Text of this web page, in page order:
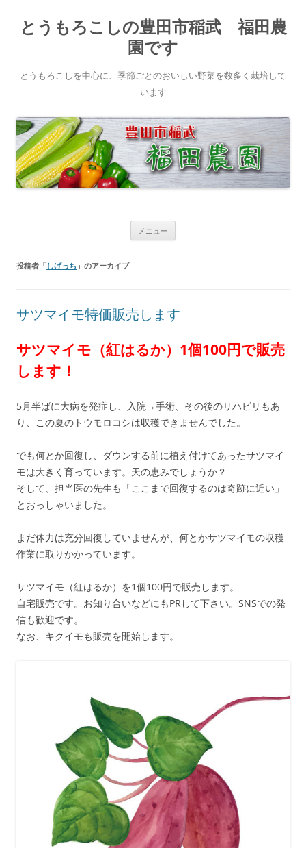
とうもろこしの豊田市稲武 福田農
園です
とうもろこしを中心に、季節ごとのおいしい野菜を数多く栽培して
います
メニュー
プ
投稿者「しげっち 」のアーカイブ
サツマイモ特価販売します
サツマイモ（紅はるか）1個100円で販売
します！
5月半ばに大病を発症し、入院→手術、その後のリハビリもあ
り、この夏のトウモロコシは収穫できませんでした。
でも何とか回復し、ダウンする前に植え付けてあったサツマイ
モは大きく育っています。天の恵みでしょうか？
そして、担当医の先生も「ここまで回復するのは奇跡に近い」
とおっしゃいました。
まだ体力は充分回復していませんが、何とかサツマイモの収穫
作業に取りかかっています。
サツマイモ（紅はるか）を1個100円で販売します。
自宅販売です。お知り合いなどにもPRして下さい。SNSでの発
信も歓迎です。
なお、キクイモも販売を開始します。